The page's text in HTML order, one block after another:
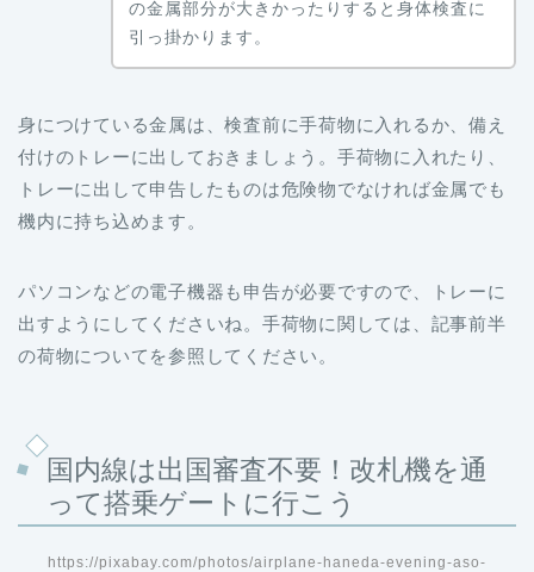
の金属部分が大きかったりすると身体検査に
引っ掛かります。
身につけている金属は、検査前に手荷物に入れるか、備え
付けのトレーに出しておきましょう。手荷物に入れたり、
トレーに出して申告したものは危険物でなければ金属でも
機内に持ち込めます。
パソコンなどの電子機器も申告が必要ですので、トレーに
出すようにしてくださいね。手荷物に関しては、記事前半
の荷物についてを参照してください。
国内線は出国審査不要！改札機を通
って搭乗ゲートに行こう
https://pixabay.com/photos/airplane-haneda-evening-aso-